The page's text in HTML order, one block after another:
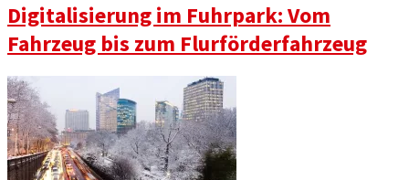
Digitalisierung im Fuhrpark: Vom
Fahrzeug bis zum Flurförderfahrzeug